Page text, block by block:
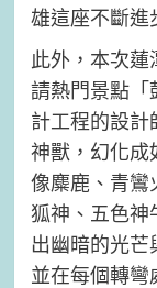
雄這座不斷進
此外，本次
請熱門景點「
計工程的設計
神獸，幻化成
像麋鹿、青鸞
狐神、五色神
出幽暗的光芒
並在每個轉彎